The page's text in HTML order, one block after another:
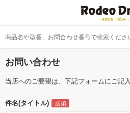
お問い合わせ
当店へのご要望は、下記フォームにご記
件名(タイトル)